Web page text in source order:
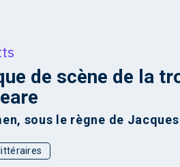
de scène de la
sous le règne de